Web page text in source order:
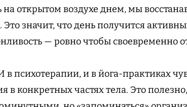
открытом воздухе днем, мы
значит, что день получится
— ровно чтобы своевременно
в психотерапии, и в йога-практиках
в конкретных частях тела. Это